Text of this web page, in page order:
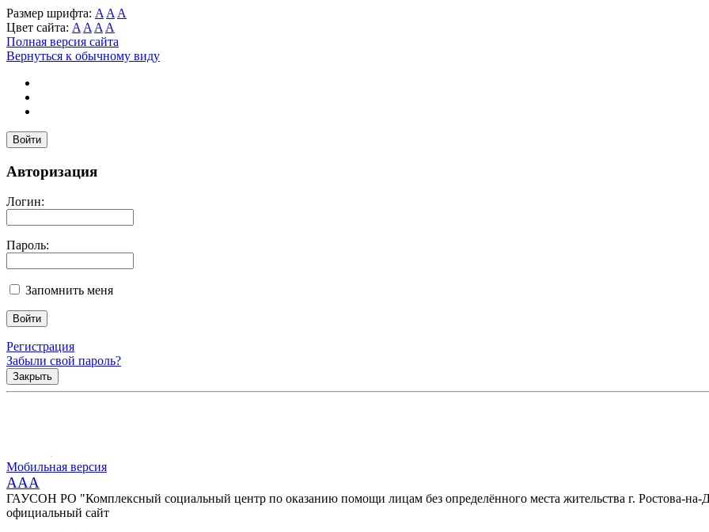
Размер шрифта: A A A
Цвет сайта: A A A A
Полная версия сайта
Вернуться к обычному виду
Войти
Авторизация
Логин:
Пароль:
Запомнить меня
Регистрация
Забыли свой пароль?
Закрыть
Мобильная версия
AAA
ГАУСОН РО "Комплексный социальный центр по оказанию помощи лицам без определённого места жительства г. Ростова-на-
официальный сайт